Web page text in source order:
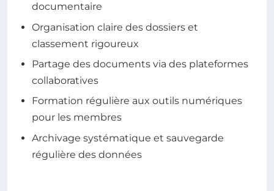
documentaire
Organisation claire des dossiers et
classement rigoureux
Partage des documents via des plateformes
collaboratives
Formation régulière aux outils numériques
pour les membres
Archivage systématique et sauvegarde
régulière des données